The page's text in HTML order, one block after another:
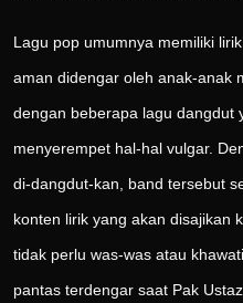
Lagu pop umumnya memiliki
aman didengar oleh anak-anak
dengan beberapa lagu dangdut
menyerempet hal-hal vulgar.
di-dangdut-kan, band tersebut
konten lirik yang akan disajikan
tidak perlu was-was atau
pantas terdengar saat Pak